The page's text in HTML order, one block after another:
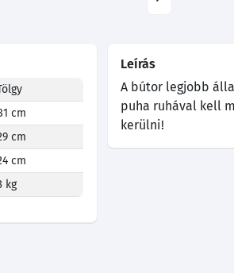
cm
cm
cm
kg
Leírás
A bútor legjobb
puha ruhával kell
kerülni!